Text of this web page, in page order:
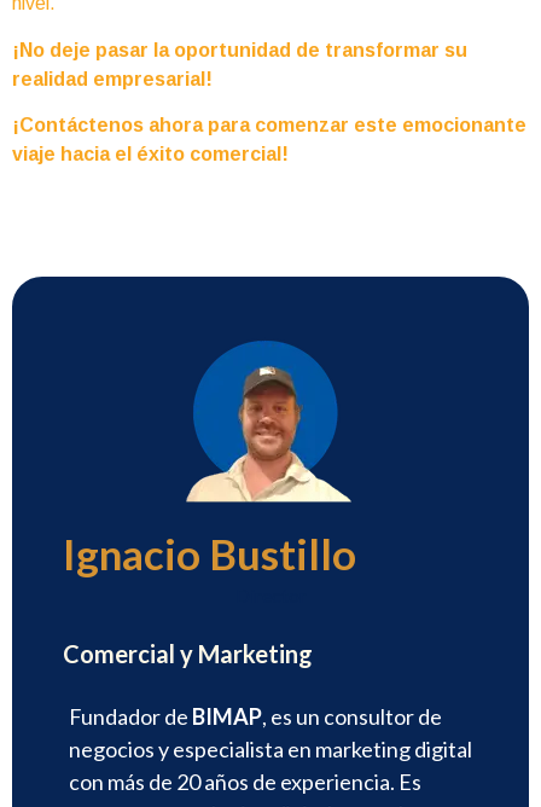
¡No deje pasar la oportunidad de transformar su
realidad empresarial!
¡Contáctenos ahora para comenzar este emocionante
viaje hacia el éxito comercial!
Ignacio Bustillo
Comercial y Marketing
Fundador de BIMAP, es un consultor de
negocios y especialista en marketing digital
con más de 20 años de experiencia. Es